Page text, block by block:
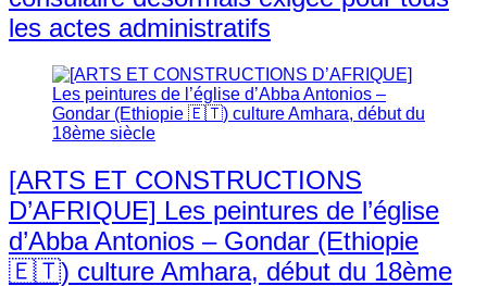
les actes administratifs
[ARTS ET CONSTRUCTIONS
D’AFRIQUE] Les peintures de l’église
d’Abba Antonios – Gondar (Ethiopie
🇪🇹) culture Amhara, début du 18ème